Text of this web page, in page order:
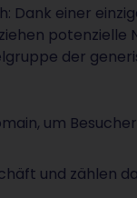
Dank einer
potenzielle
der
um
und zählen